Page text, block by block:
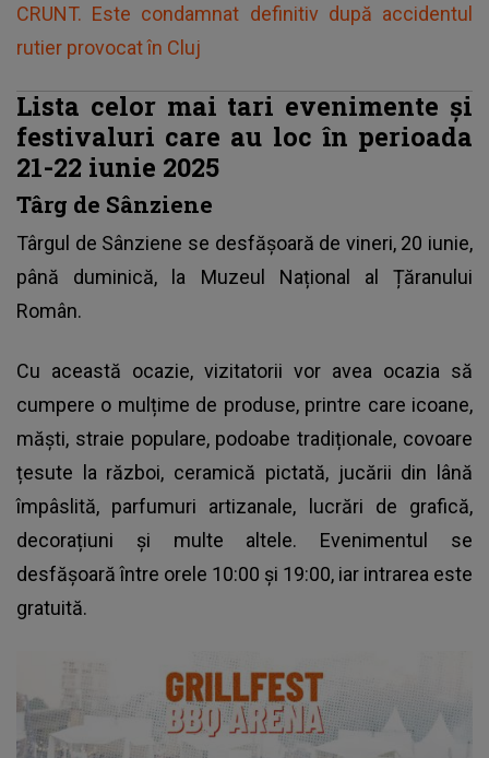
CRUNT. Este condamnat definitiv după accidentul
rutier provocat în Cluj
Lista celor mai tari evenimente și
festivaluri care au loc în perioada
21-22 iunie 2025
Târg de Sânziene
Târgul de Sânziene se desfășoară de vineri, 20 iunie,
până duminică, la Muzeul Național al Țăranului
Român.
Cu această ocazie, vizitatorii vor avea ocazia să
cumpere o mulțime de produse, printre care icoane,
măști, straie populare, podoabe tradiționale, covoare
țesute la război, ceramică pictată, jucării din lână
împâslită, parfumuri artizanale, lucrări de grafică,
decorațiuni și multe altele. Evenimentul se
desfășoară între orele 10:00 și 19:00, iar intrarea este
gratuită.